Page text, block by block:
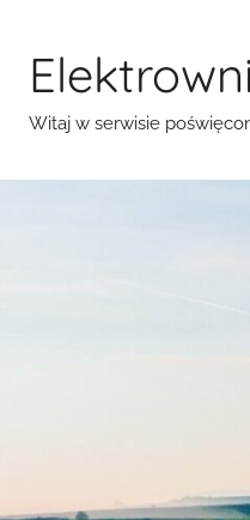
treści
Witaj w serwisie